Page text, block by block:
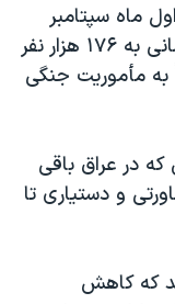
ماه سپتامبر
نيروهای نظامی آمريکا در عراق را که زمانی به ۱۷۶ هزار نفر
و رسماً به مأموريت جنگی
که در عراق باقی
و دستياری تا
که کاهش